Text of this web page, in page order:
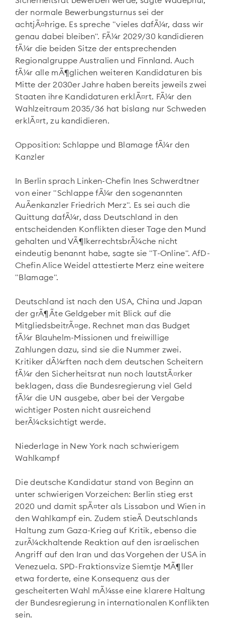
der normale Bewerbungsturnus sei der
achtjÃ¤hrige. Es spreche "vieles dafÃ¼r, dass wir
genau dabei bleiben". FÃ¼r 2029/30 kandidieren
fÃ¼r die beiden Sitze der entsprechenden
Regionalgruppe Australien und Finnland. Auch
fÃ¼r alle mÃ¶glichen weiteren Kandidaturen bis
Mitte der 2030er Jahre haben bereits jeweils zwei
Staaten ihre Kandidaturen erklÃ¤rt. FÃ¼r den
Wahlzeitraum 2035/36 hat bislang nur Schweden
erklÃ¤rt, zu kandidieren.
Opposition: Schlappe und Blamage fÃ¼r den
Kanzler
In Berlin sprach Linken-Chefin Ines Schwerdtner
von einer "Schlappe fÃ¼r den sogenannten
AuÃenkanzler Friedrich Merz". Es sei auch die
Quittung dafÃ¼r, dass Deutschland in den
entscheidenden Konflikten dieser Tage den Mund
gehalten und VÃ¶lkerrechtsbrÃ¼che nicht
eindeutig benannt habe, sagte sie "T-Online". AfD-
Chefin Alice Weidel attestierte Merz eine weitere
"Blamage".
Deutschland ist nach den USA, China und Japan
der grÃ¶Ãte Geldgeber mit Blick auf die
MitgliedsbeitrÃ¤ge. Rechnet man das Budget
fÃ¼r Blauhelm-Missionen und freiwillige
Zahlungen dazu, sind sie die Nummer zwei.
Kritiker dÃ¼rften nach dem deutschen Scheitern
fÃ¼r den Sicherheitsrat nun noch lautstÃ¤rker
beklagen, dass die Bundesregierung viel Geld
fÃ¼r die UN ausgebe, aber bei der Vergabe
wichtiger Posten nicht ausreichend
berÃ¼cksichtigt werde.
Niederlage in New York nach schwierigem
Wahlkampf
Die deutsche Kandidatur stand von Beginn an
unter schwierigen Vorzeichen: Berlin stieg erst
2020 und damit spÃ¤ter als Lissabon und Wien in
den Wahlkampf ein. Zudem stieÃ Deutschlands
Haltung zum Gaza-Krieg auf Kritik, ebenso die
zurÃ¼ckhaltende Reaktion auf den israelischen
Angriff auf den Iran und das Vorgehen der USA in
Venezuela. SPD-Fraktionsvize Siemtje MÃ¶ller
etwa forderte, eine Konsequenz aus der
gescheiterten Wahl mÃ¼sse eine klarere Haltung
der Bundesregierung in internationalen Konflikten
sein.